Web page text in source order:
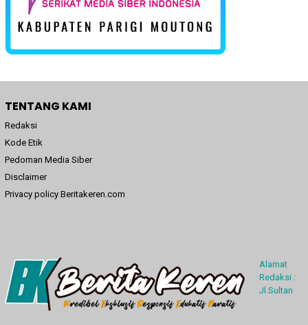
TENTANG KAMI
Redaksi
Kode Etik
Pedoman Media Siber
Disclaimer
Privacy policy Beritakeren.com
Alamat
Redaksi :
Jl.Sultan